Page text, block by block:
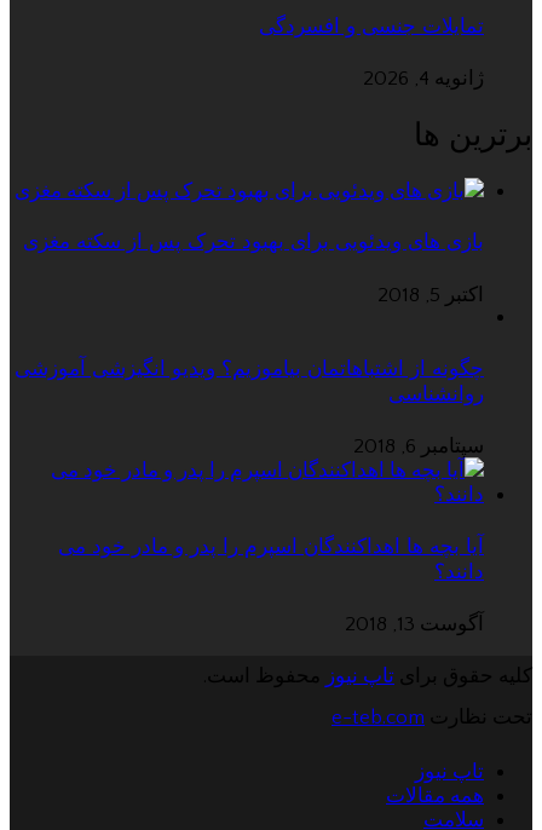
تمایلات جنسی و افسردگی
ژانویه 4, 2026
برترین ها
بازی های ویدئویی برای بهبود تحرک پس از سکته مغزی
اکتبر 5, 2018
چگونه از اشتباهاتمان بیاموزیم؟ ویدیو انگیزشی آموزشی
روانشناسی
سپتامبر 6, 2018
آیا بچه ها اهداکنندگان اسپرم را پدر و مادر خود می
دانند؟
آگوست 13, 2018
کلیه حقوق برای تاپ نیوز
محفوظ است.
تحت نظارت e-teb.com
تاپ نیوز
همه مقالات
سلامت